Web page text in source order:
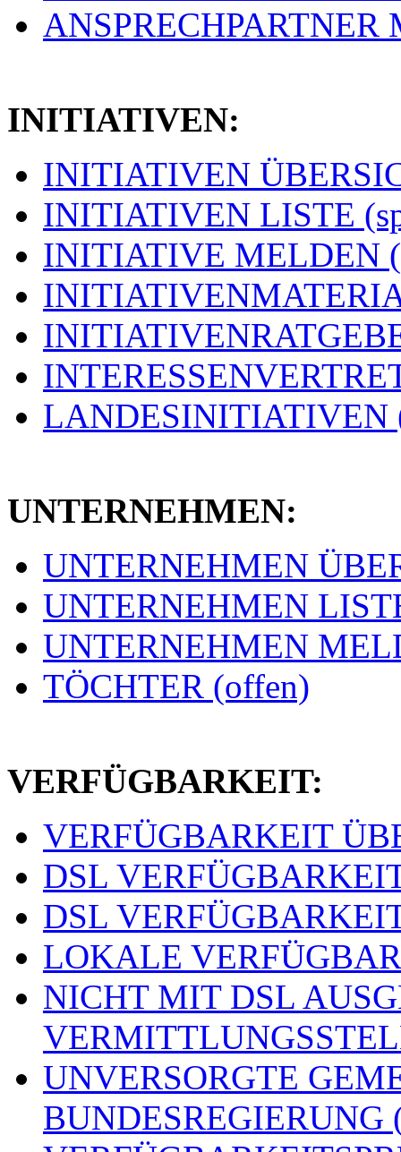
ANSPRECHPARTNER
INITIATIVEN:
INITIATIVEN
INITIATIVEN LISTE
INITIATIVE MELDEN
LANDESINITIATIVEN
UNTERNEHMEN:
UNTERNEHMEN
UNTERNEHMEN
UNTERNEHMEN
TÖCHTER (offen)
VERFÜGBARKEIT:
VERFÜGBARKEIT
DSL
DSL
LOKALE
NICHT MIT DSL
UNVERSORGTE
BUNDESREGIERUNG